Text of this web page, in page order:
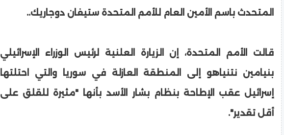
المتحدث باسم الأمين العام للأمم المتحدة ستيفان دوجاريك..
قالت الأمم المتحدة، إن الزيارة العلنية لرئيس الوزراء الإسرائيلي
بنيامين نتنياهو إلى المنطقة العازلة في سوريا والتي احتلتها
إسرائيل عقب الإطاحة بنظام بشار الأسد بأنها "مثيرة للقلق على
أقل تقدير".